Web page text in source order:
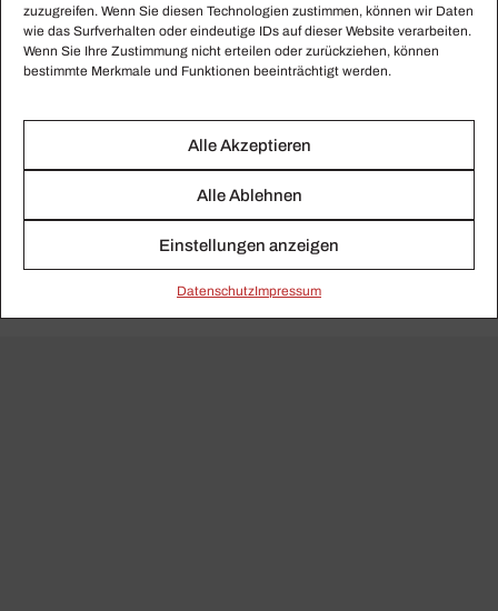
zuzugreifen. Wenn Sie diesen Technologien zustimmen, können wir Daten
wie das Surfverhalten oder eindeutige IDs auf dieser Website verarbeiten.
Wenn Sie Ihre Zustimmung nicht erteilen oder zurückziehen, können
bestimmte Merkmale und Funktionen beeinträchtigt werden.
Alle Akzeptieren
Alle Ablehnen
Einstellungen anzeigen
Daten­schutzImpressum
Leider nichts gefunden.